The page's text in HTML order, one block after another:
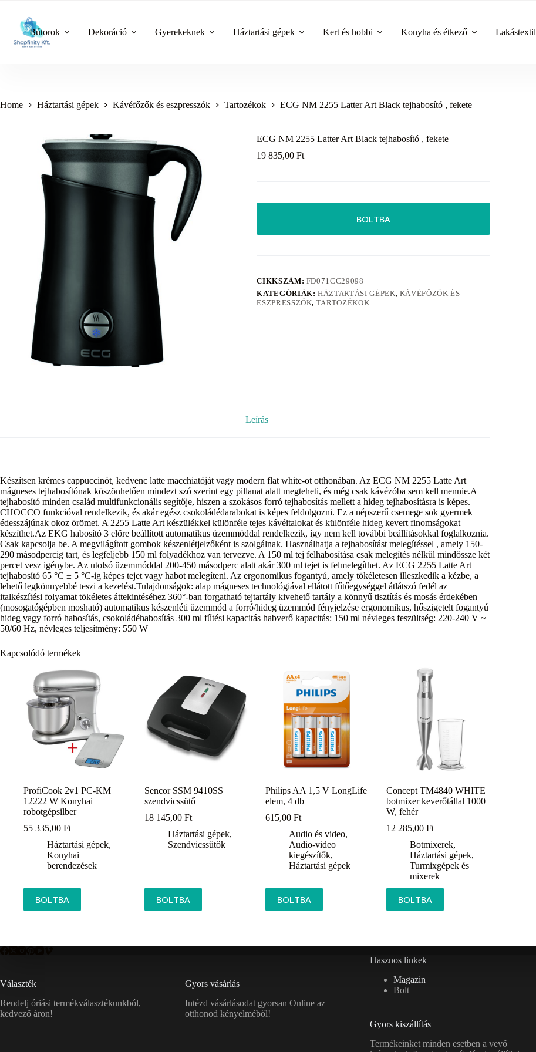
content
Bútorok Dekoráció Gyerekeknek Háztartási gépek Kert és hobbi Konyha és étkező Lakástextil
Home Háztartási gépek Kávéfőzők és eszpresszók Tartozékok ECG NM 2255 Latter Art Black tejhabosító , fekete
ECG NM 2255 Latter Art Black tejhabosító , fekete
19 835,00Ft
BOLTBA
CIKKSZÁM: FD071CC29098
KATEGÓRIÁK:HÁZTARTÁSI GÉPEK, KÁVÉFŐZŐK ÉS
ESZPRESSZÓK, TARTOZÉKOK
Leírás
Készítsen krémes cappuccinót, kedvenc latte macchiatóját vagy modern flat white-ot otthonában. Az ECG NM 2255 Latte Art
mágneses tejhabosítónak köszönhetően mindezt szó szerint egy pillanat alatt megteheti, és még csak kávézóba sem kell mennie.A
tejhabosító minden család multifunkcionális segítője, hiszen a szokásos forró tejhabosítás mellett a hideg tejhabosításra is képes.
CHOCCO funkcióval rendelkezik, és akár egész csokoládédarabokat is képes feldolgozni. Ez a népszerű csemege sok gyermek
édesszájúnak okoz örömet. A 2255 Latte Art készülékkel különféle tejes kávéitalokat és különféle hideg kevert finomságokat
készíthet.Az EKG habosító 3 előre beállított automatikus üzemmóddal rendelkezik, így nem kell további beállításokkal foglalkoznia.
Csak kapcsolja be. A megvilágított gombok készenlétjelzőként is szolgálnak. Használhatja a tejhabosítást melegítéssel , amely 150-
290 másodpercig tart, és legfeljebb 150 ml folyadékhoz van tervezve. A 150 ml tej felhabosítása csak melegítés nélkül mindössze két
percet vesz igénybe. Az utolsó üzemmóddal 200-450 másodperc alatt akár 300 ml tejet is felmelegíthet. Az ECG 2255 Latte Art
tejhabosító 65 °C ± 5 °C-ig képes tejet vagy habot melegíteni. Az ergonomikus fogantyú, amely tökéletesen illeszkedik a kézbe, a
lehető legkönnyebbé teszi a kezelést.Tulajdonságok: alap mágneses technológiával ellátott fűtőegységgel átlátszó fedél az
italkészítési folyamat tökéletes áttekintéséhez 360°-ban forgatható tejtartály kivehető tartály a könnyű tisztítás és mosás érdekében
(mosogatógépben mosható) automatikus készenléti üzemmód a forró/hideg üzemmód fényjelzése ergonomikus, hőszigetelt fogantyú
hideg vagy forró habosítás, csokoládéhabosítás 300 ml fűtési kapacitás habverő kapacitás: 150 ml névleges feszültség: 220-240 V ~
50/60 Hz, névleges teljesítmény: 550 W
Kapcsolódó termékek
ProfiCook 2v1 PC-KM
12222 W Konyhai
robotgépsilber
55 335,00 Ft
Háztartási gépek,
Konyhai
berendezések
BOLTBA
Sencor SSM 9410SS
szendvicssütő
18 145,00Ft
Háztartási gépek,
Szendvicssütők
BOLTBA
Philips AA 1,5 V LongLife
elem, 4 db
615,00Ft
Audio és video,
Audio-video
kiegészítők,
Háztartási gépek
BOLTBA
Concept TM4840 WHITE
botmixer keverőtállal 1000
W, fehér
12 285,00Ft
Botmixerek,
Háztartási gépek,
Turmixgépek és
mixerek
BOLTBA
Választék
Rendelj óriási termékválasztékunkból,
kedvező áron!
Gyors vásárlás
Intézd vásárlásodat gyorsan Online az
otthonod kényelméből!
Hasznos linkek
Magazin
Bolt
Gyors kiszállítás
Termékeinket minden esetben a vevő